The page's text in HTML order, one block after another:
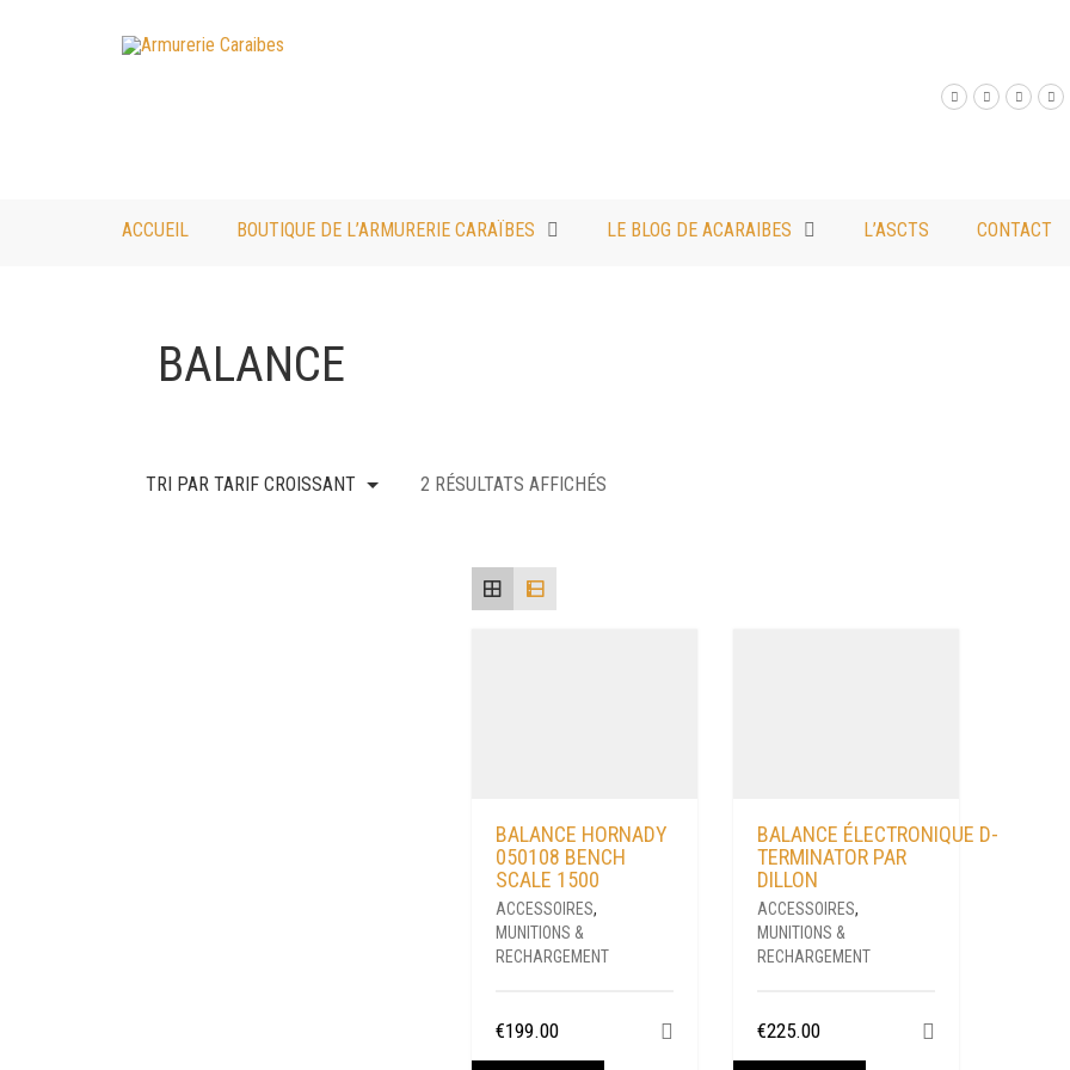
ACCUEIL BOUTIQUE DE L’ARMURERIE CARAÏBES LE BLOG DE ACARAIBES L’ASCTS CONTACT
BALANCE
TRI PAR TARIF CROISSANT 2 RÉSULTATS AFFICHÉS
BALANCE HORNADY
050108 BENCH
SCALE 1500
ACCESSOIRES,
MUNITIONS &
RECHARGEMENT
€199.00
BALANCE ÉLECTRONIQUE D-
TERMINATOR PAR
DILLON
ACCESSOIRES,
MUNITIONS &
RECHARGEMENT
€225.00